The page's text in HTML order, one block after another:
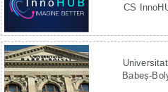
CS
Babeș-